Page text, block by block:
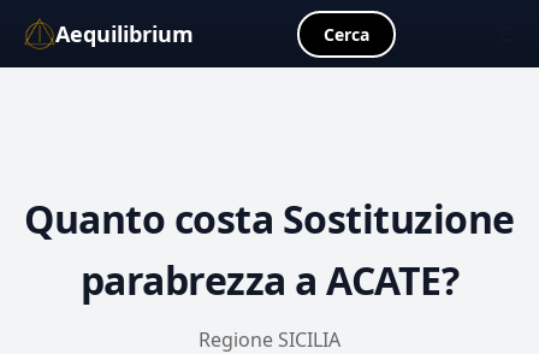
Aequilibrium Cerca
Quanto costa Sostituzione
parabrezza a ACATE?
Regione SICILIA